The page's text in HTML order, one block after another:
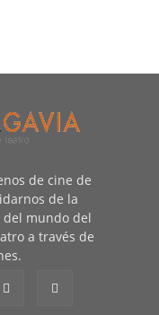
de cine de
de la
mundo del
a través de